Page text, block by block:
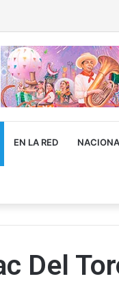
EN LA RED
Del